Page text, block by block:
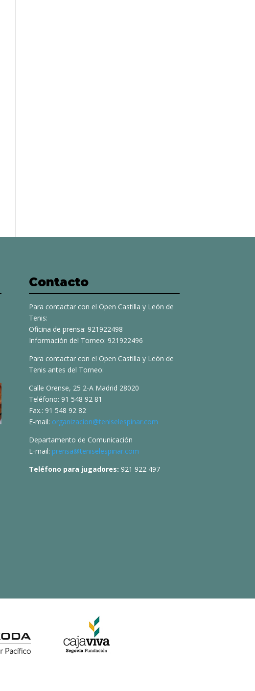
Contacto
Para contactar con el Open Castilla y León de
Tenis:
Oficina de prensa: 921922498
Información del Torneo: 921922496
Para contactar con el Open Castilla y León de
Tenis antes del Torneo:
Calle Orense, 25 2-A Madrid 28020
Teléfono: 91 548 92 81
Fax.: 91 548 92 82
E-mail: organizacion@teniselespinar.com
Departamento de Comunicación
E-mail: prensa@teniselespinar.com
Teléfono para jugadores: 921 922 497